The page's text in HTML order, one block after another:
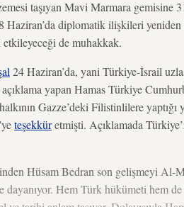
taşıyan Mavi Marmara gemisine
Haziran’da diplomatik ilişkileri
de muhakkak.
24 Haziran’da, yani Türkiye-İsrail
açıklama yapan Hamas Türkiye
Gazze’deki Filistinlilere
teşekküretmişti. Açıklamada
Hüsam Bedran son gelişmeyi
Hem Türk hükümeti hem